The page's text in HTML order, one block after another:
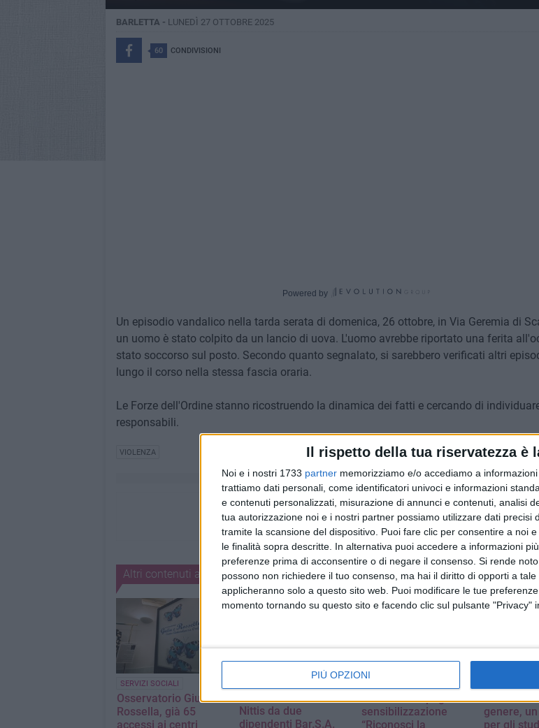
Il rispetto della tua riservatezza è
Noi e i nostri 1733 partner memorizziamo e/o accediamo a
trattiamo dati personali, come identificatori univoci e informazioni
e contenuti personalizzati, misurazione di annunci e contenuti, analisi
tua autorizzazione noi e i nostri partner possiamo utilizzare dati precisi
tramite la scansione del dispositivo. Puoi fare clic per consentire a noi
le finalità sopra descritte. In alternativa puoi accedere a informazioni
preferenze prima di acconsentire o di negare il consenso. Si rende
possono non richiedere il tuo consenso, ma hai il diritto di opporti a
applicheranno solo a questo sito web. Puoi modificare le tue
momento tornando su questo sito e facendo clic sul pulsante "Privacy"
PIÙ OPZIONI
BARLETTA - LUNEDÌ 27 OTTOBRE 2025
60 CONDIVISIONI
Powered by
Un episodio vandalico nella tarda serata di domenica, 26 ottobre, in Via Geremia di
un uomo è stato colpito da un lancio di uova. L'uomo avrebbe riportato una ferita
stato soccorso sul posto. Secondo quanto segnalato, si sarebbero verificati altri
lungo il corso nella stessa fascia oraria.
Le Forze dell'Ordine stanno ricostruendo la dinamica dei fatti e cercando di
responsabili.
VIOLENZA
Altri contenuti a tema
SERVIZI SOCIALI
Osservatorio Giulia e
Rossella, già 65
accessi ai centri
1
nella notte in via De
Nittis da due
dipendenti Bar.S.A.
Al via la campagna di
sensibilizzazione
“Riconosci la
Contro la
genere,
per gli